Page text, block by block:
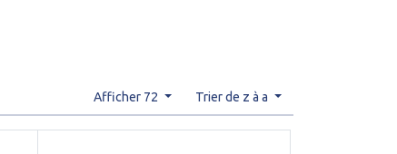
Afficher 72 Trier de z à a